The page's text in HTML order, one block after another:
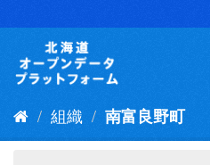
キ
組織 南富良野町